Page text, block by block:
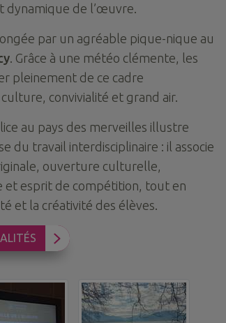
dynamique de l’œuvre.
par un agréable pique-nique au
. Grâce à une météo clémente, les
pleinement de ce cadre
convivialité et grand air.
au pays des merveilles illustre
du travail interdisciplinaire : il associe
ouverture culturelle,
et esprit de compétition, tout en
et la créativité des élèves.